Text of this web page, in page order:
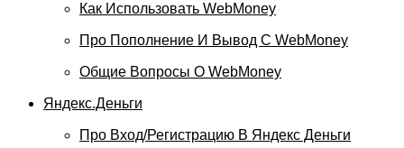
Как Использовать WebMoney
Про Пополнение И Вывод С WebMoney
Общие Вопросы О WebMoney
Яндекс.Деньги
Про Вход/регистрацию В Яндекс Деньги